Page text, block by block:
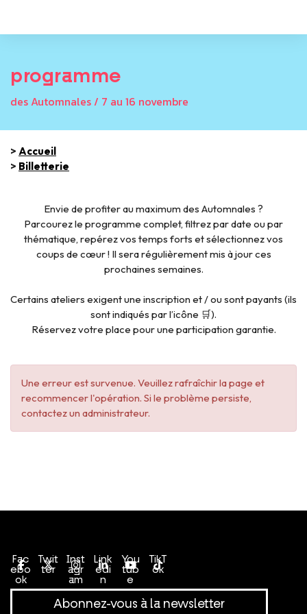
programme
des Automnales / 7 au 16 novembre
> Accueil
> Billetterie
Envie de profiter au maximum des Automnales ?
Parcourez le programme complet, filtrez par date ou par
thématique, repérez vos temps forts et sélectionnez vos
coups de cœur ! Il sera régulièrement mis à jour ces
prochaines semaines.
Certains ateliers exigent une inscription et / ou sont payants (ils
sont indiqués par l’icône 🛒).
Réservez votre place pour une participation garantie.
Une erreur est survenue. Veuillez rafraîchir la page et
recommencer l'opération. Si le problème persiste,
contactez un administrateur.
Fac
ebo
ok
Twit
ter
Inst
agr
am
Link
edi
n
You
tub
e
TikT
ok
Abonnez-vous à la newsletter